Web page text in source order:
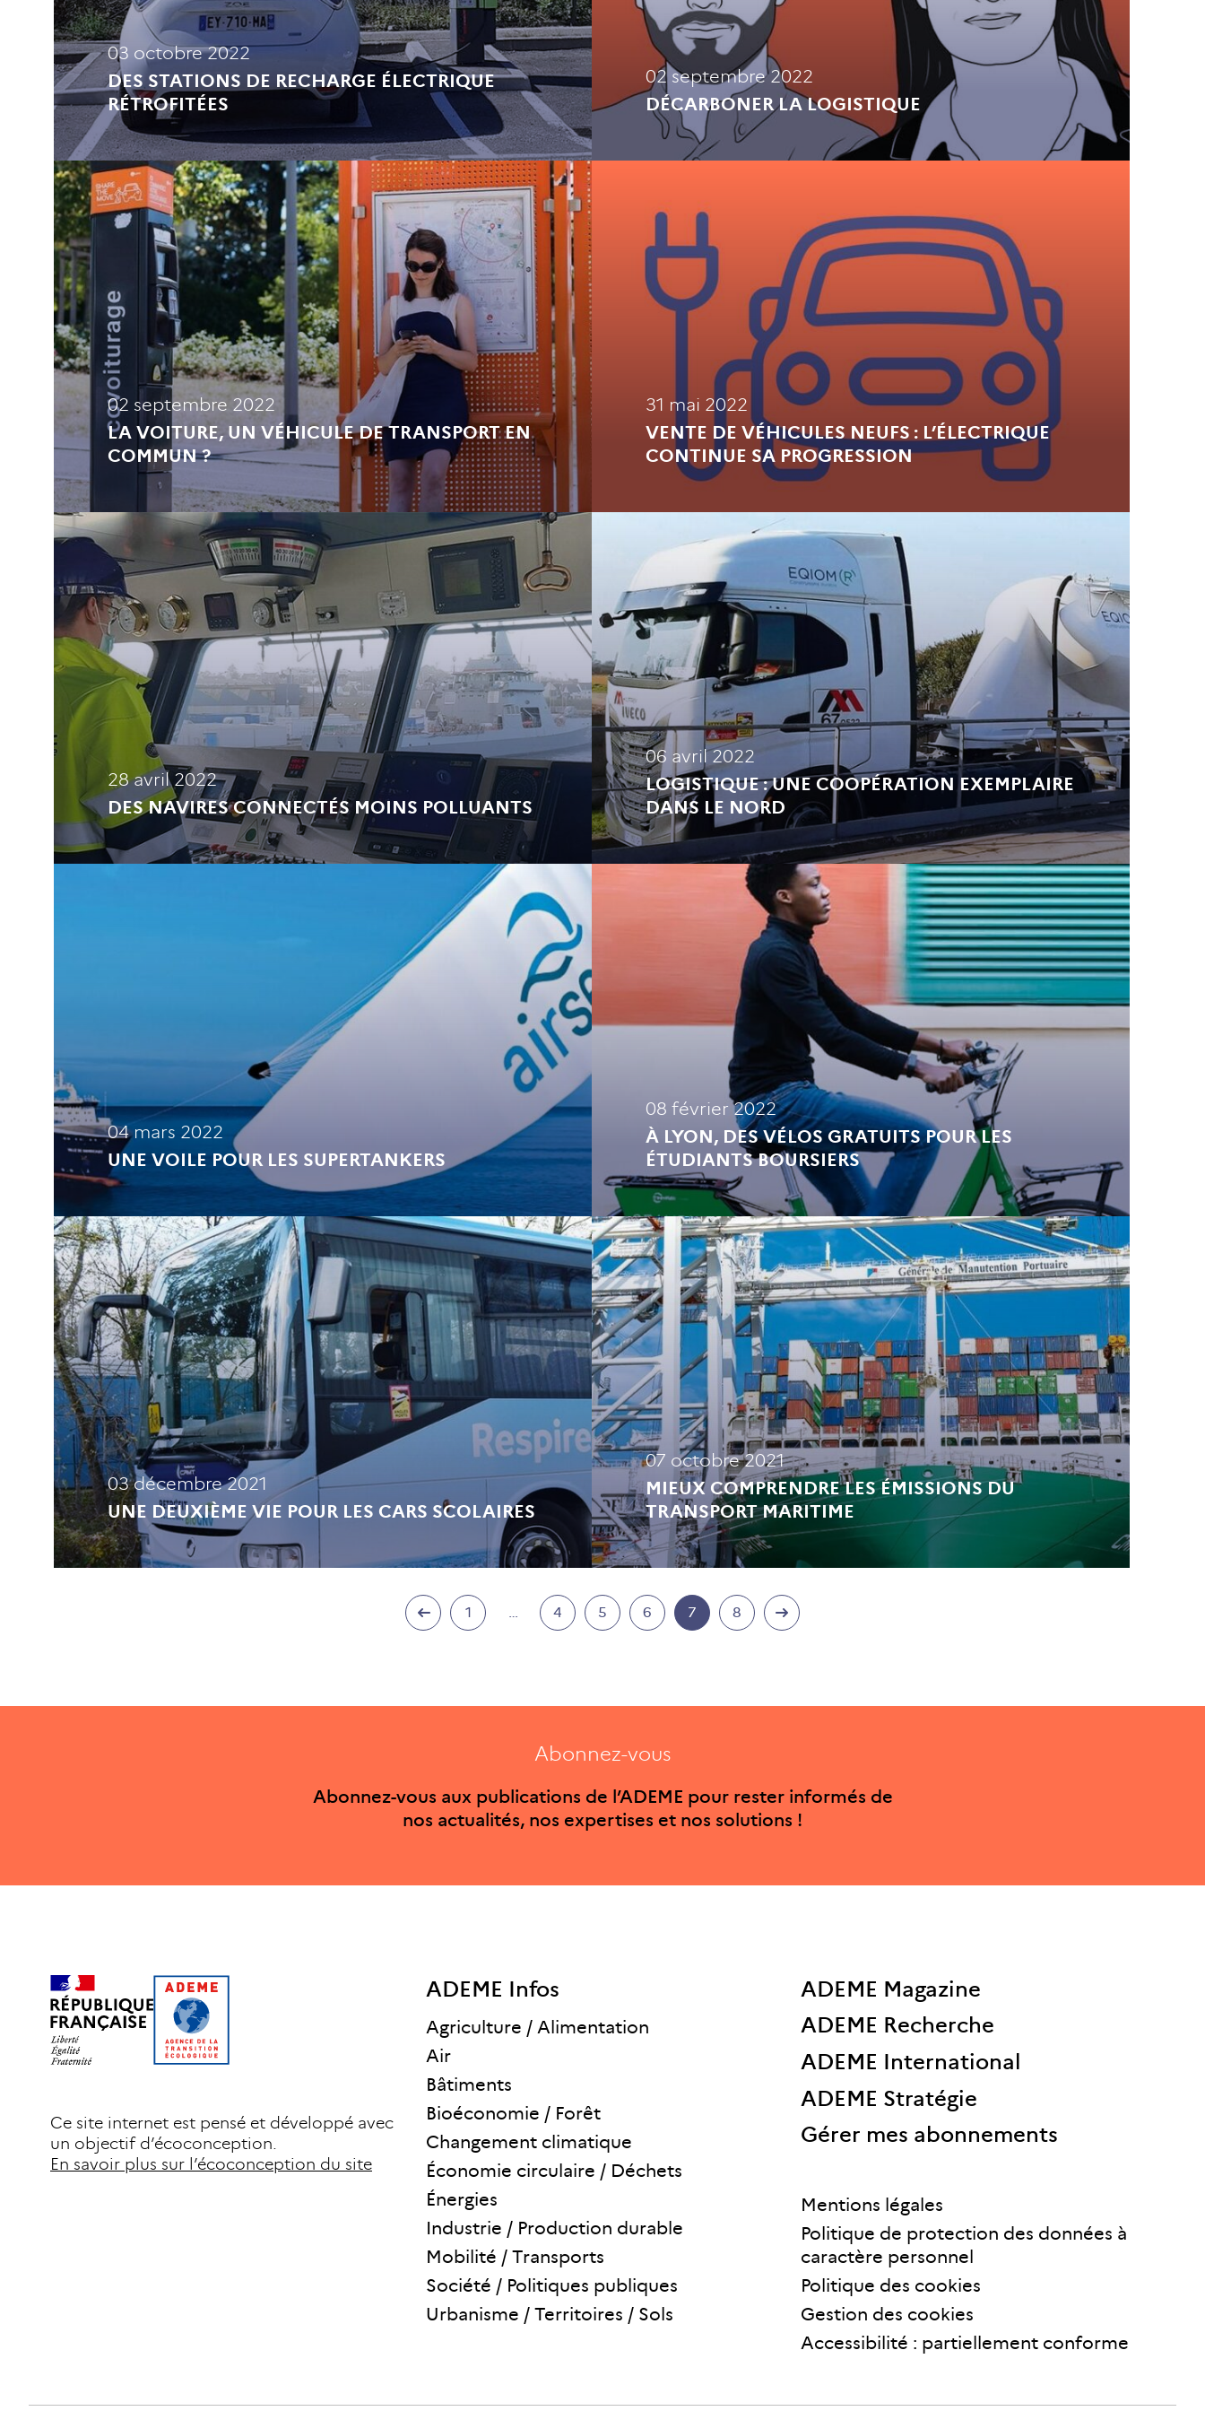
DES STATIONS DE RECHARGE ÉLECTRIQUE
RÉTROFITÉES
03 octobre 2022
DÉCARBONER LA LOGISTIQUE
02 septembre 2022
LA VOITURE, UN VÉHICULE DE TRANSPORT EN
COMMUN ?
02 septembre 2022
VENTE DE VÉHICULES NEUFS : L’ÉLECTRIQUE
CONTINUE SA PROGRESSION
31 mai 2022
DES NAVIRES CONNECTÉS MOINS POLLUANTS
28 avril 2022
LOGISTIQUE : UNE COOPÉRATION EXEMPLAIRE
DANS LE NORD
06 avril 2022
UNE VOILE POUR LES SUPERTANKERS
04 mars 2022
À LYON, DES VÉLOS GRATUITS POUR LES
ÉTUDIANTS BOURSIERS
08 février 2022
UNE DEUXIÈME VIE POUR LES CARS SCOLAIRES
03 décembre 2021
MIEUX COMPRENDRE LES ÉMISSIONS DU
TRANSPORT MARITIME
07 octobre 2021
1 … 4 5 6 7 8
Abonnez-vous
Abonnez-vous aux publications de l’ADEME pour rester informés de
nos actualités, nos expertises et nos solutions !
Ce site internet est pensé et développé avec
un objectif d’écoconception.
En savoir plus sur l’écoconception du site
ADEME Infos
Agriculture / Alimentation
Air
Bâtiments
Bioéconomie / Forêt
Changement climatique
Économie circulaire / Déchets
Énergies
Industrie / Production durable
Mobilité / Transports
Société / Politiques publiques
Urbanisme / Territoires / Sols
ADEME Magazine
ADEME Recherche
ADEME International
ADEME Stratégie
Gérer mes abonnements
Mentions légales
Politique de protection des données à
caractère personnel
Politique des cookies
Gestion des cookies
Accessibilité : partiellement conforme